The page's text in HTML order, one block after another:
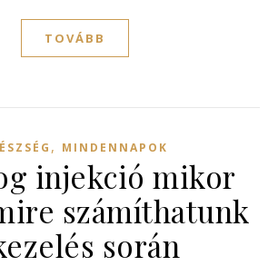
TOVÁBB
, MINDENNAPOK
injekció mikor
számíthatunk
során